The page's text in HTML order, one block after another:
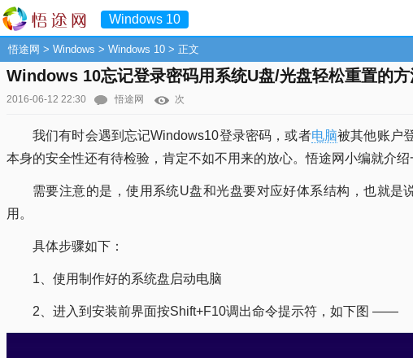
Windows 10
悟途网 > Windows > Windows 10 > 正文
Windows 10忘记登录密码用系统U盘/光盘轻松重置的方
2016-06-12 22:30 悟途网 次
我们有时会遇到忘记Windows10登录密码，或者电脑被其他账户
本身的安全性还有待检验，肯定不如不用来的放心。悟途网小编就介
需要注意的是，使用系统U盘和光盘要对应好体系结构，也就
用。
具体步骤如下：
1、使用制作好的系统盘启动电脑
2、进入到安装前界面按Shift+F10调出命令提示符，如下图 ——